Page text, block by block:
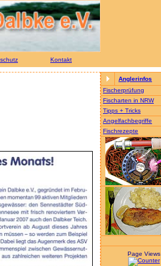
Kontakt
Anglerinfos
Fischerprüfung
Fischarten in NRW
Tipps + Tricks
Angelfachbegriffe
Fischrezepte
Page Views